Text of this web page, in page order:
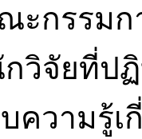
ณะกรรม
วิจัยที่ป
ความรู้